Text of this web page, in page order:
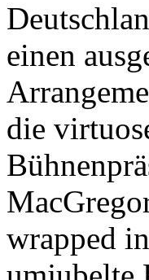
einen
die
wrapped